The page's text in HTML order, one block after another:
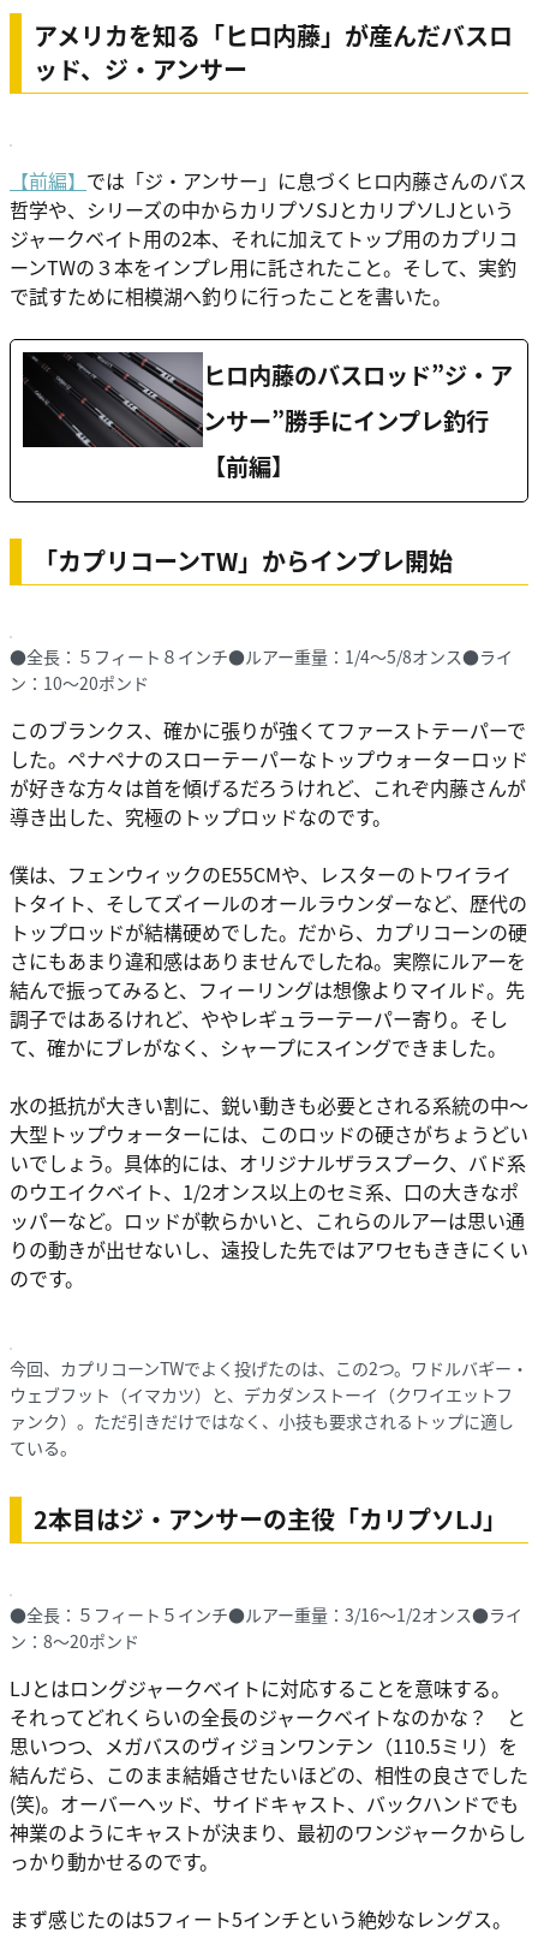
アメリカを知る「ヒロ内藤」が産んだバスロ
ッド、ジ・アンサー
【前編】 では「ジ・アンサー」に息づくヒロ内藤さんのバス
哲学や、シリーズの中からカリプソSJとカリプソLJという
ジャークベイト用の2本、それに加えてトップ用のカプリコ
ーンTWの３本をインプレ用に託されたこと。そして、実釣
で試すために相模湖へ釣りに行ったことを書いた。
ヒロ内藤のバスロッド”ジ・ア
ンサー”勝手にインプレ釣行
【前編】
「カプリコーンTW」からインプレ開始
●全長：５フィート８インチ●ルアー重量：1/4〜5/8オンス●ライ
ン：10〜20ポンド
このブランクス、確かに張りが強くてファーストテーパーで
した。ペナペナのスローテーパーなトップウォーターロッド
が好きな方々は首を傾げるだろうけれど、これぞ内藤さんが
導き出した、究極のトップロッドなのです。
僕は、フェンウィックのE55CMや、レスターのトワイライ
トタイト、そしてズイールのオールラウンダーなど、歴代の
トップロッドが結構硬めでした。だから、カプリコーンの硬
さにもあまり違和感はありませんでしたね。実際にルアーを
結んで振ってみると、フィーリングは想像よりマイルド。先
調子ではあるけれど、ややレギュラーテーパー寄り。そし
て、確かにブレがなく、シャープにスイングできました。
水の抵抗が大きい割に、鋭い動きも必要とされる系統の中～
大型トップウォーターには、このロッドの硬さがちょうどい
いでしょう。具体的には、オリジナルザラスプーク、バド系
のウエイクベイト、1/2オンス以上のセミ系、口の大きなポ
ッパーなど。ロッドが軟らかいと、これらのルアーは思い通
りの動きが出せないし、遠投した先ではアワセもききにくい
のです。
今回、カプリコーンTWでよく投げたのは、この2つ。ワドルバギー・
ウェブフット（イマカツ）と、デカダンストーイ（クワイエットフ
ァンク）。ただ引きだけではなく、小技も要求されるトップに適し
ている。
2本目はジ・アンサーの主役「カリプソLJ」
●全長：５フィート５インチ●ルアー重量：3/16〜1/2オンス●ライ
ン：8〜20ポンド
LJとはロングジャークベイトに対応することを意味する。
それってどれくらいの全長のジャークベイトなのかな？ と
思いつつ、メガバスのヴィジョンワンテン（110.5ミリ）を
結んだら、このまま結婚させたいほどの、相性の良さでした
(笑)。オーバーヘッド、サイドキャスト、バックハンドでも
神業のようにキャストが決まり、最初のワンジャークからし
っかり動かせるのです。
まず感じたのは5フィート5インチという絶妙なレングス。